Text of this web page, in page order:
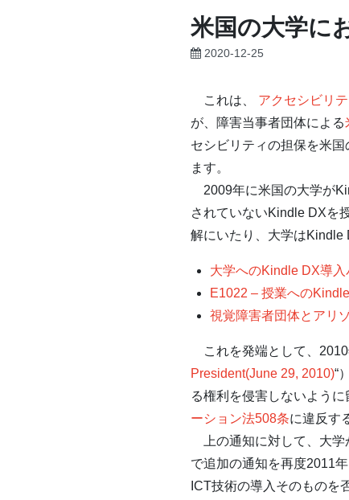
米国の大学に
2020-12-25
これは、 アクセシビリ
が、障害当事者団体による
セシビリティの担保を米
ます。
2009年に米国の大学が
されていないKindle DXを
解にいたり、大学はKindle
大学へのKindle DX導
E1022 – 授業への
視覚障害者団体とアリ
これを発端として、2010
President(June 29, 2010)“
る権利を侵害しないよう
ーション法508条に違反す
上の通知に対して、大学
で追加の通知を再度2011
ICT技術の導入そのものを